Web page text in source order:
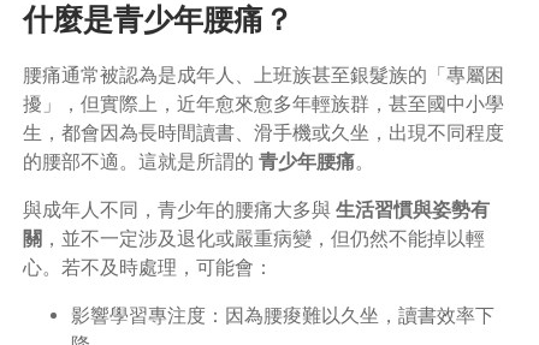
什麼是青少年腰痛？
腰痛通常被認為是成年人、上班族甚至銀髮族的「專屬困
擾」，但實際上，近年愈來愈多年輕族群，甚至國中小學
生，都會因為長時間讀書、滑手機或久坐，出現不同程度
的腰部不適。這就是所謂的 青少年腰痛。
與成年人不同，青少年的腰痛大多與 生活習慣與姿勢有
關 ，並不一定涉及退化或嚴重病變，但仍然不能掉以輕
心。若不及時處理，可能會：
影響學習專注度：因為腰痠難以久坐，讀書效率下